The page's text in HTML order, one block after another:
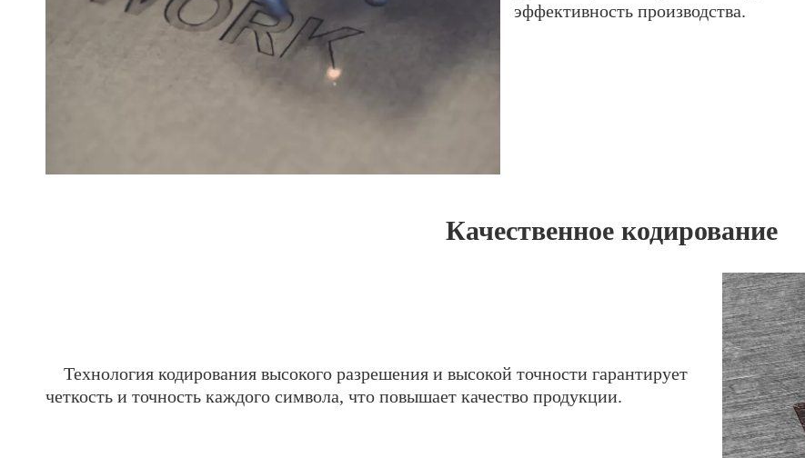
эффективность производства.
Качественное кодирование
Технология кодирования высокого разрешения и высокой точности гарантирует
четкость и точность каждого символа, что повышает качество продукции.